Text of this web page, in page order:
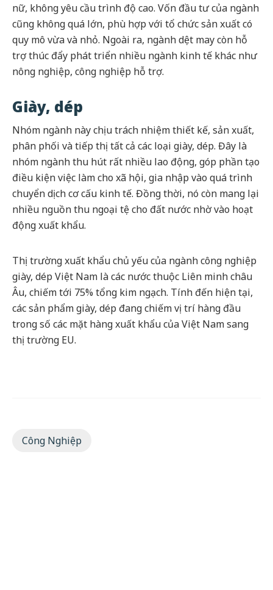
nữ, không yêu cầu trình độ cao. Vốn đầu tư của ngành
cũng không quá lớn, phù hợp với tổ chức sản xuất có
quy mô vừa và nhỏ. Ngoài ra, ngành dệt may còn hỗ
trợ thúc đẩy phát triển nhiều ngành kinh tế khác như
nông nghiệp, công nghiệp hỗ trợ.
Giày, dép
Nhóm ngành này chịu trách nhiệm thiết kế, sản xuất,
phân phối và tiếp thị tất cả các loại giày, dép. Đây là
nhóm ngành thu hút rất nhiều lao động, góp phần tạo
điều kiện việc làm cho xã hội, gia nhập vào quá trình
chuyển dịch cơ cấu kinh tế. Đồng thời, nó còn mang lại
nhiều nguồn thu ngoại tệ cho đất nước nhờ vào hoạt
động xuất khẩu.
Thị trường xuất khẩu chủ yếu của ngành công nghiệp
giày, dép Việt Nam là các nước thuộc Liên minh châu
Âu, chiếm tới 75% tổng kim ngạch. Tính đến hiện tại,
các sản phẩm giày, dép đang chiếm vị trí hàng đầu
trong số các mặt hàng xuất khẩu của Việt Nam sang
thị trường EU.
Công Nghiệp